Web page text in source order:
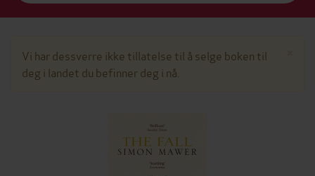
Vi har dessverre ikke tillatelse til å selge boken til
deg i landet du befinner deg i nå.